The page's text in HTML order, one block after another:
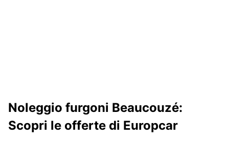
Noleggio furgoni Beaucouzé:
Scopri le offerte di Europcar